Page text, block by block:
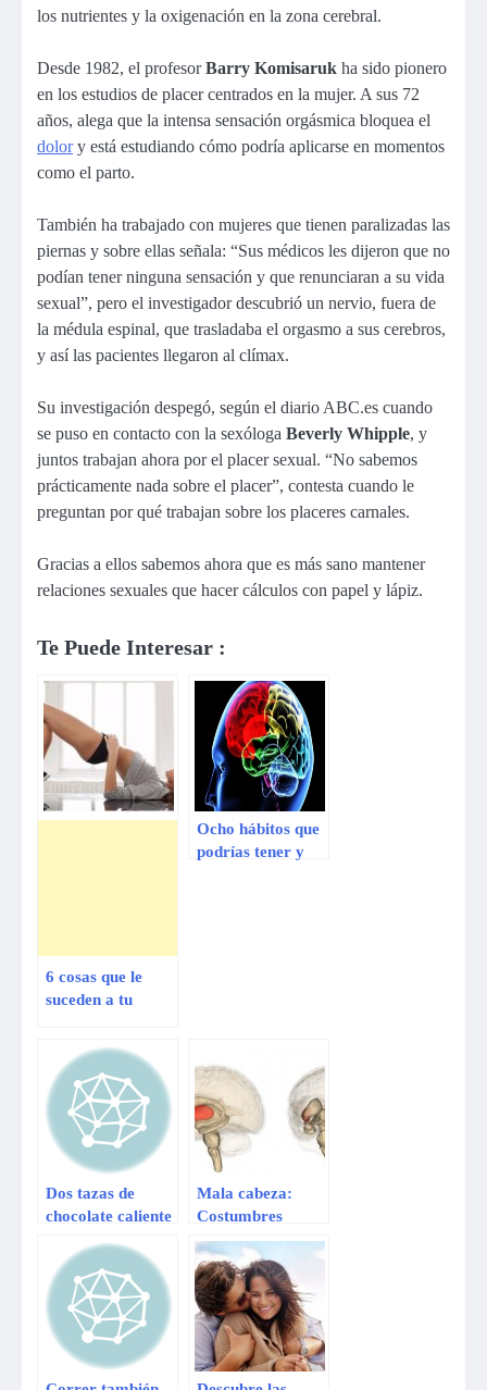
los nutrientes y la oxigenación en la zona cerebral.
Desde 1982, el profesorBarry Komisaruk ha sido pionero
en los estudios de placer centrados en la mujer. A sus 72
años, alega que la intensa sensación orgásmica bloquea el
dolory está estudiando cómo podría aplicarse en momentos
como el parto.
También ha trabajado con mujeres que tienen paralizadas las
piernas y sobre ellas señala: “Sus médicos les dijeron que no
podían tener ninguna sensación y que renunciaran a su vida
sexual”, pero el investigador descubrió un nervio, fuera de
la médula espinal, que trasladaba el orgasmo a sus cerebros,
y así las pacientes llegaron al clímax.
Su investigación despegó, según el diario ABC.es cuando
se puso en contacto con la sexóloga Beverly Whipple, y
juntos trabajan ahora por el placer sexual. “No sabemos
prácticamente nada sobre el placer”, contesta cuando le
preguntan por qué trabajan sobre los placeres carnales.
Gracias a ellos sabemos ahora que es más sano mantener
relaciones sexuales que hacer cálculos con papel y lápiz.
Te Puede Interesar :
6 cosas que le
suceden a tu
haces ejercicio
Ocho hábitos que
podrías tener y
Dos tazas de
chocolate caliente
el cerebro sano
Mala cabeza:
Costumbres
peligrosas que
perjudican al
cerebro